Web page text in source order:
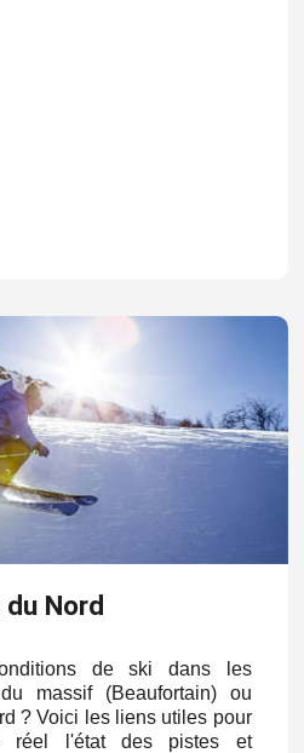
Nord
de ski dans les
massif (Beaufortain) ou
? Voici les liens utiles pour
réel l'état des pistes et